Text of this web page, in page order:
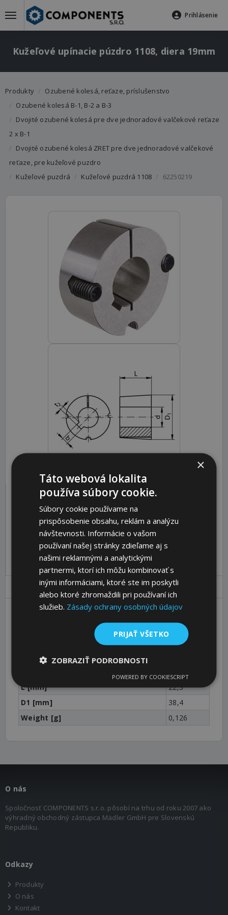
Prihlásenie
Kužeľové upínacie púzdro 1108, diera 19mm
Produkty
Ozubené kolesá, reťaze, príslušenstvo
Ozubené kolesá B-1, B-2 a B-3
Dvojité ozubené kolesá pre dve jednoradové valčekové reťaze
2 x B-1
Dvojité ozubené kolesá ZRET pre dve jednoradové valčekové
reťaze, pre kužeľové puzdro
Kužeľové puzdrá
Kužeľové puzdrá 1108 62250219
Katalóg:Zobraziť
Objednávací kód:62250219
Pre pridanie produktu do košíka sa prosímprihláste
Parametre Ceny Popis
Clamping Bush Type
1108
Nut Width [mm]
L [mm]
22,3
D1 [mm]
38,4
Weight [g]
0,126
O nás
Spoločnosť COMPONENTS s.r.o. pôsobí na trhu od roku 2007 ako
výhradný obchodný zástupca Mädler GmbH pre Slovenskú
Republiku.
Odkazy
Produkty
O nás
Kontakt
×
Táto webová lokalita
používa súbory cookie.
Súbory cookie používame na
prispôsobenie obsahu, reklám a analýzu
návštevnosti. Informácie o vašom
používaní našej stránky zdieľame aj s
našimi reklamnými a analytickými
partnermi, ktorí ich môžu kombinovať s
inými informáciami, ktoré ste im poskytli
alebo ktoré zhromaždili pri používaní ich
služieb. Zásady ochrany osobných údajov
PRIJAŤ VŠETKO
ZOBRAZIŤ PODROBNOSTI
POWERED BY COOKIESCRIPT